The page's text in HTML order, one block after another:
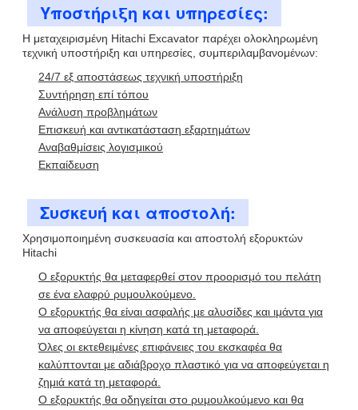
Υποστήριξη και υπηρεσίες:
Η μεταχειρισμένη Hitachi Excavator παρέχει ολοκληρωμένη
τεχνική υποστήριξη και υπηρεσίες, συμπεριλαμβανομένων:
24/7 εξ αποστάσεως τεχνική υποστήριξη
Συντήρηση επί τόπου
Ανάλυση προβλημάτων
Επισκευή και αντικατάσταση εξαρτημάτων
Αναβαθμίσεις λογισμικού
Εκπαίδευση
Συσκευή και αποστολή:
Χρησιμοποιημένη συσκευασία και αποστολή εξορυκτών
Hitachi
Ο εξορυκτής θα μεταφερθεί στον προορισμό του πελάτη
σε ένα ελαφρύ ρυμουλκούμενο.
Ο εξορυκτής θα είναι ασφαλής με αλυσίδες και ιμάντα για
να αποφεύγεται η κίνηση κατά τη μεταφορά.
Όλες οι εκτεθειμένες επιφάνειες του εκσκαφέα θα
καλύπτονται με αδιάβροχο πλαστικό για να αποφεύγεται η
ζημιά κατά τη μεταφορά.
Ο εξορυκτής θα οδηγείται στο ρυμουλκούμενο και θα